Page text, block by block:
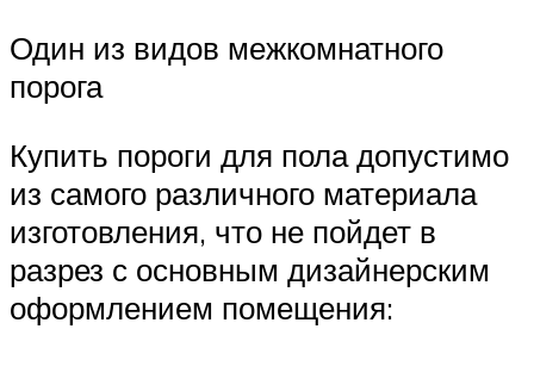
Один из видов межкомнатного
порога
Купить пороги для пола допустимо
из самого различного материала
изготовления, что не пойдет в
разрез с основным дизайнерским
оформлением помещения: